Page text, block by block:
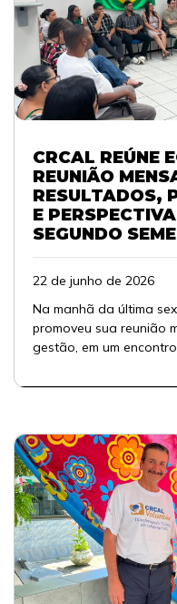
CRCAL REÚNE
REUNIÃO
RESULTADOS,
E
SEGUNDO
22 de junho de 2026
Na manhã da última
promoveu sua reunião
gestão, em um